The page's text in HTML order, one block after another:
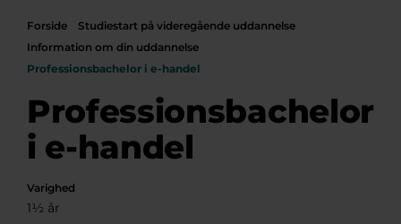
Forside
Studiestart på videregående uddannelse
Information om din uddannelse
Professionsbachelor i e-handel
Professionsbachelor
i e-handel
Varighed
1½ år